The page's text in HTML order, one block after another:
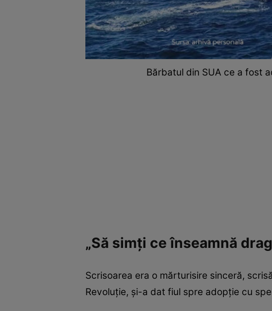
Bărbatul din SUA ce a fost
„Să simți ce înseamnă
Scrisoarea era o mărturisire sinceră,
Revoluție, și-a dat fiul spre adopție cu